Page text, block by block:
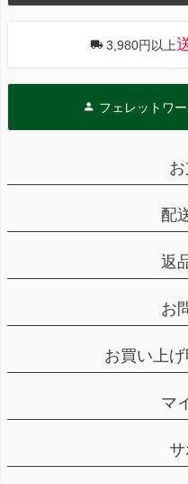
3,980円以上
フェレットワ
配
返
お
お買い上げ
マ
サ